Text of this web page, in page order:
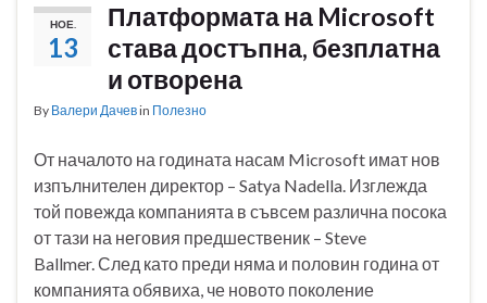
НОЕ.
13
Платформата на Microsoft
става достъпна, безплатна
и отворена
By Валери Дачевin Полезно
От началото на годината насам Microsoft имат нов
изпълнителен директор – Satya Nadella. Изглежда
той повежда компанията в съвсем различна посока
от тази на неговия предшественик – Steve
Ballmer. След като преди няма и половин година от
компанията обявиха, че новото поколение